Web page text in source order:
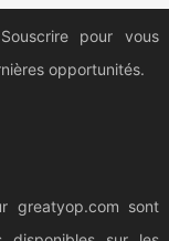
pour vous
opportunités.
greatyop.com sont